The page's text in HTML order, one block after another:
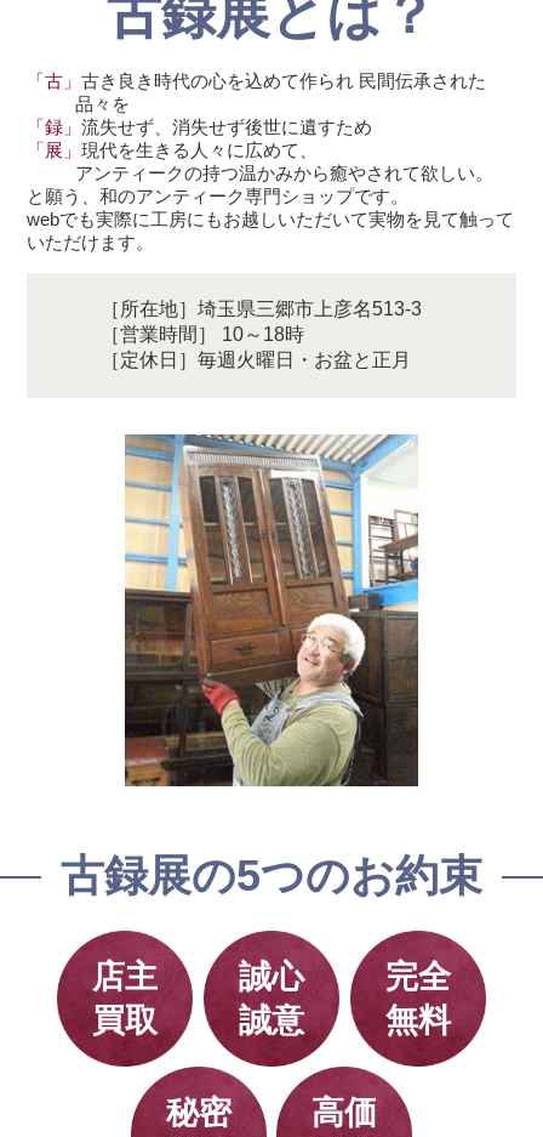
古録展とは？
「古」古き良き時代の心を込めて作られ 民間伝承された
品々を
「録」流失せず、消失せず後世に遺すため
「展」現代を生きる人々に広めて、
アンティークの持つ温かみから癒やされて欲しい。
と願う、和のアンティーク専門ショップです。
webでも実際に工房にもお越しいただいて実物を見て触って
いただけます。
［所在地］埼玉県三郷市上彦名513-3
［営業時間］ 10～18時
［定休日］毎週火曜日・お盆と正月
古録展の5つのお約束
店主
買取
誠心
誠意
完全
無料
秘密
高価